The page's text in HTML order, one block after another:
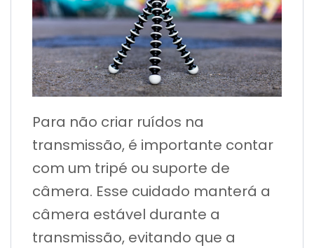
Para não criar ruídos na
transmissão, é importante contar
com um tripé ou suporte de
câmera. Esse cuidado manterá a
câmera estável durante a
transmissão, evitando que a